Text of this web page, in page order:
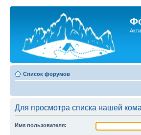
Список форумов
Для просмотра списка нашей
Имя пользователя: